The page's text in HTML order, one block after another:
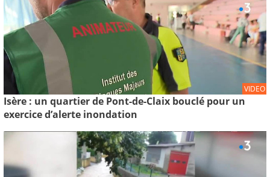
VIDEO
Isère : un quartier de Pont-de-Claix bouclé pour un
exercice d’alerte inondation